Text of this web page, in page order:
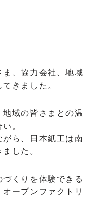
ま、協力会社、地域
きました。
域の皆さまとの温
。
ら、日本紙工は南
した。
くりを体験できる
ープンファクトリ